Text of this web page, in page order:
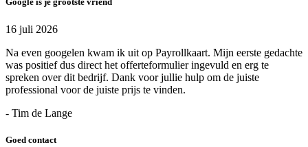
16 juli 2026
Na even googelen kwam ik uit op Payrollkaart. Mijn eerste gedachte
was positief dus direct het offerteformulier ingevuld en erg te
spreken over dit bedrijf. Dank voor jullie hulp om de juiste
professional voor de juiste prijs te vinden.
- Tim de Lange
Goed contact